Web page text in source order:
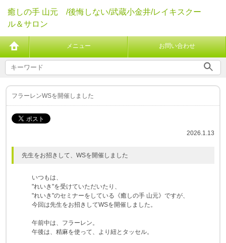
癒しの手 山元 /後悔しない/武蔵小金井/レイキスクー
ル＆サロン
メニュー お問い合わせ
フラーレンWSを開催しました
2026.1.13
先生をお招きして、WSを開催しました
いつもは、
"れいき"を受けていただいたり、
"れいき"のセミナーをしている《癒しの手 山元》ですが、
今回は先生をお招きしてWSを開催しました。
午前中は、フラーレン。
午後は、精麻を使って、より紐とタッセル。